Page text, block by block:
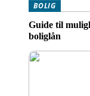
BOLIG
Guide til
boliglån